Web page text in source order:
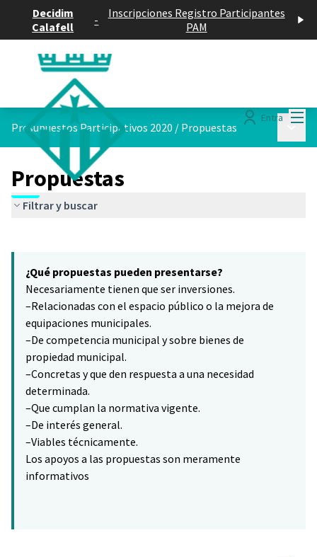
Decidim
Calafell
-
Inscripciones Registro Participantes
PAM
Entra
Presupuestos Participativos 2020 / Propuestas
Propuestas
Filtrar y buscar
−
¿Qué propuestas pueden presentarse?
Necesariamente tienen que ser inversiones.
–Relacionadas con el espacio público o la mejora de
equipaciones municipales.
–De competencia municipal y sobre bienes de
propiedad municipal.
–Concretas y que den respuesta a una necesidad
determinada.
–Que cumplan la normativa vigente.
–De interés general.
–Viables técnicamente.
Los apoyos a las propuestas son meramente
informativos